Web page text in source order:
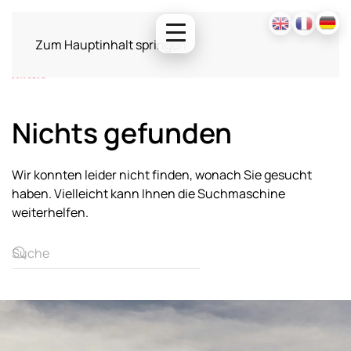
Zum Hauptinhalt springen
Nichts gefunden
Wir konnten leider nicht finden, wonach Sie gesucht
haben. Vielleicht kann Ihnen die Suchmaschine
weiterhelfen.